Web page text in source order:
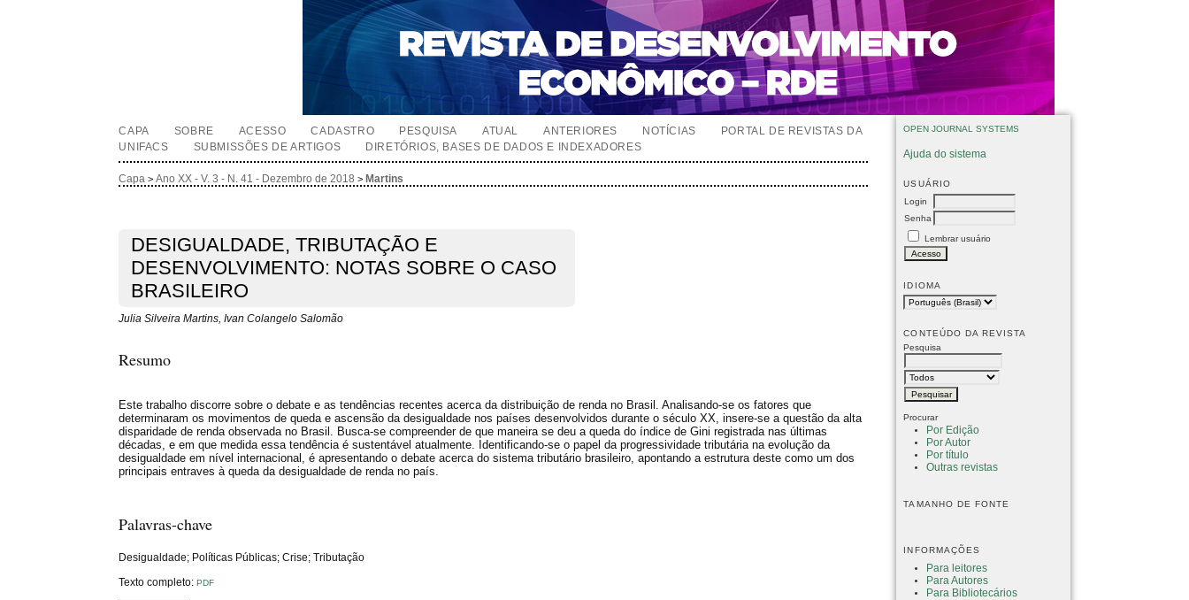
OPEN JOURNAL SYSTEMS
Ajuda do sistema
USUÁRIO
Login
Senha
Lembrar usuário
IDIOMA
CONTEÚDO DA REVISTA
Pesquisa
Procurar
Por Edição
Por Autor
Por título
Outras revistas
TAMANHO DE FONTE
INFORMAÇÕES
Para leitores
Para Autores
Para Bibliotecários
CAPA SOBRE ACESSO CADASTRO PESQUISA ATUAL ANTERIORES NOTÍCIAS
PORTAL DE REVISTAS DA
UNIFACS
SUBMISSÕES DE ARTIGOS DIRETÓRIOS, BASES DE DADOS E INDEXADORES
Capa >Ano XX - V. 3 - N. 41 - Dezembro de 2018 > Martins
DESIGUALDADE, TRIBUTAÇÃO E
DESENVOLVIMENTO: NOTAS SOBRE O CASO
BRASILEIRO
Julia Silveira Martins, Ivan Colangelo Salomão
Resumo
Este trabalho discorre sobre o debate e as tendências recentes acerca da distribuição de renda no Brasil. Analisando-se os fatores que
determinaram os movimentos de queda e ascensão da desigualdade nos países desenvolvidos durante o século XX, insere-se a questão da alta
disparidade de renda observada no Brasil. Busca-se compreender de que maneira se deu a queda do índice de Gini registrada nas últimas
décadas, e em que medida essa tendência é sustentável atualmente. Identificando-se o papel da progressividade tributária na evolução da
desigualdade em nível internacional, é apresentando o debate acerca do sistema tributário brasileiro, apontando a estrutura deste como um dos
principais entraves à queda da desigualdade de renda no país.
Palavras-chave
Desigualdade; Políticas Públicas; Crise; Tributação
Texto completo:PDF